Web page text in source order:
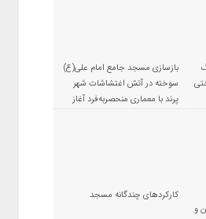
بازسازی مسجد جامع امام علی(ع)
سوخته در آتش اغتشاشات شهر
پرند با معماری منحصربه‌فرد آغاز
و
کارکردهای چندگانه مسجد